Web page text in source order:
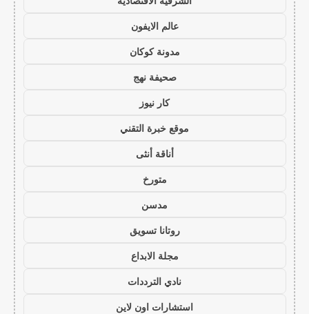
عالم الايفون
مدونة كوكان
صحيفة نهج
كار نيوز
موقع خبرة التقني
أناقة أنثى
متورخ
مدسن
روتانا تسويق
مجلة الابداع
نادي الترددات
استشارات اون لاين